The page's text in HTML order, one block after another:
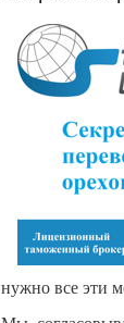
нужно все эти